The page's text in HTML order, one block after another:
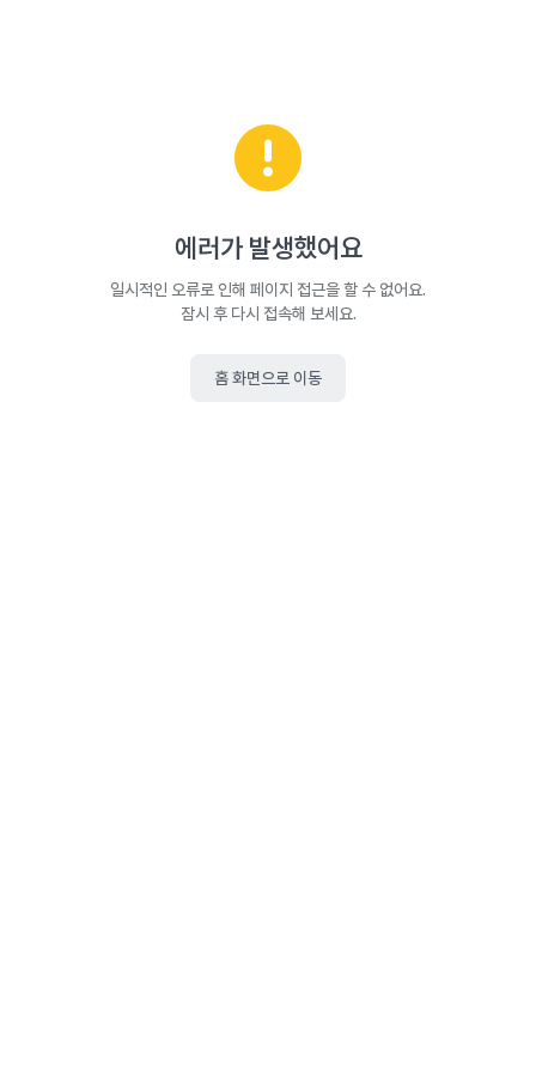
에러가 발생했어요
일시적인 오류로 인해 페이지 접근을 할 수 없어요.
잠시 후 다시 접속해 보세요.
홈 화면으로 이동